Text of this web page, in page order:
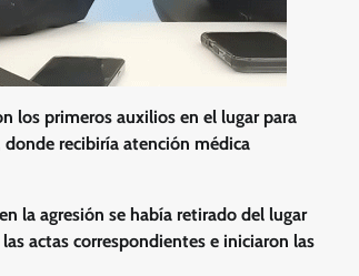
los primeros auxilios en el lugar para
recibiría atención médica
la agresión se había retirado del lugar
actas correspondientes e iniciaron las